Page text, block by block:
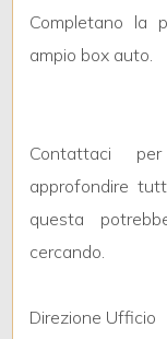
Completano la
ampio box auto.
Contattaci
approfondire
questa
cercando.
Direzione Ufficio
4
5+
multiscelta